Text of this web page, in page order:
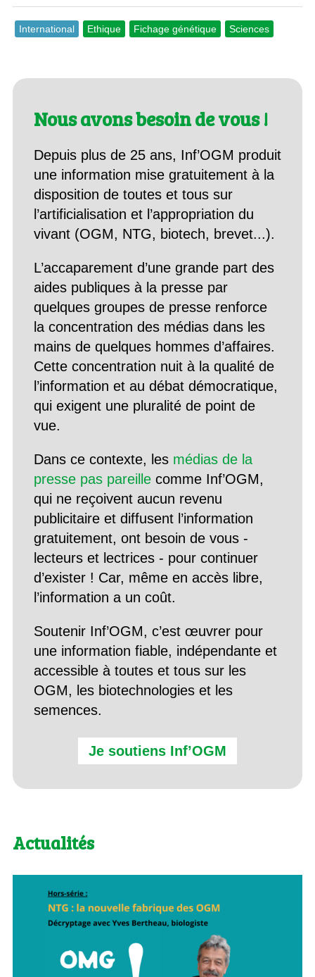
International Ethique Fichage génétique Sciences
Nous avons besoin de vous !
Depuis plus de 25 ans, Inf’OGM produit
une information mise gratuitement à la
disposition de toutes et tous sur
l’artificialisation et l’appropriation du
vivant (OGM, NTG, biotech, brevet...).
L’accaparement d’une grande part des
aides publiques à la presse par
quelques groupes de presse renforce
la concentration des médias dans les
mains de quelques hommes d’affaires.
Cette concentration nuit à la qualité de
l’information et au débat démocratique,
qui exigent une pluralité de point de
vue.
Dans ce contexte, les médias de la
presse pas pareillecomme Inf’OGM,
qui ne reçoivent aucun revenu
publicitaire et diffusent l’information
gratuitement, ont besoin de vous -
lecteurs et lectrices - pour continuer
d’exister ! Car, même en accès libre,
l’information a un coût.
Soutenir Inf’OGM, c’est œuvrer pour
une information fiable, indépendante et
accessible à toutes et tous sur les
OGM, les biotechnologies et les
semences.
Je soutiens Inf’OGM
Actualités